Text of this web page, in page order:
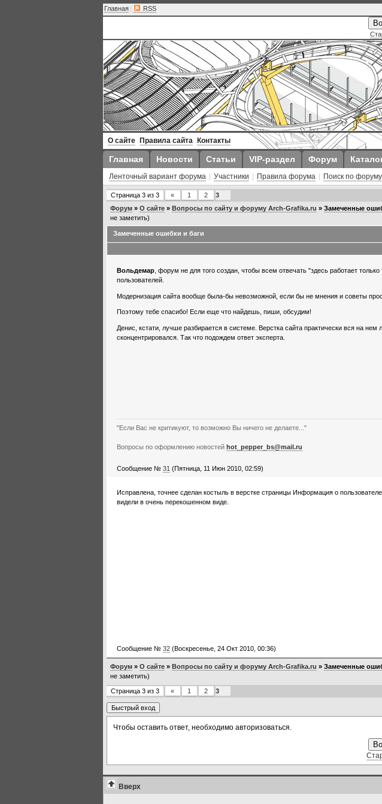
Главная | RSS
О сайте Правила сайта Контакты
Главная Новости Статьи VIP-раздел Форум
Ленточный вариант форума Участники Правила форума Поиск по форуму
Страница 3 из 3 « 1 2
3
Форум » О сайте » Вопросы по сайту и форуму Arch-Grafika.ru » Замеченные
не заметить)
Замеченные ошибки и баги
Вольдемар , форум не для того создан, чтобы всем отвечать "здесь работает
пользователей.
Модернизация сайта вообще была-бы невозможной, если бы не мнения и советы
Поэтому тебе спасибо! Если еще что найдешь, пиши, обсудим!
Денис, кстати, лучше разбирается в системе. Верстка сайта практически вся на нем
сконцентрировался. Так что подождем ответ эксперта.
"Если Вас не критикуют, то возможно Вы ничего не делаете..."
Вопросы по оформлению новостей hot_pepper_bs@mail.ru
Сообщение № 31 (Пятница, 11 Июн 2010, 02:59)
Исправлена, точнее сделан костыль в верстке страницы Информация о
видели в очень перекошенном виде.
Сообщение № 32 (Воскресенье, 24 Окт 2010, 00:36)
Форум » О сайте » Вопросы по сайту и форуму Arch-Grafika.ru » Замеченные
не заметить)
Страница 3 из 3 « 1 2 3
Чтобы оставить ответ, необходимо авторизоваться.
Вверх